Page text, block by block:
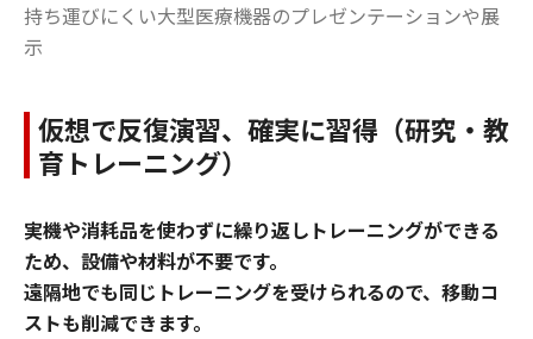
持ち運びにくい大型医療機器のプレゼンテーションや展
示
仮想で反復演習、確実に習得（研究・教
育トレーニング）
実機や消耗品を使わずに繰り返しトレーニングができる
ため、設備や材料が不要です。
遠隔地でも同じトレーニングを受けられるので、移動コ
ストも削減できます。